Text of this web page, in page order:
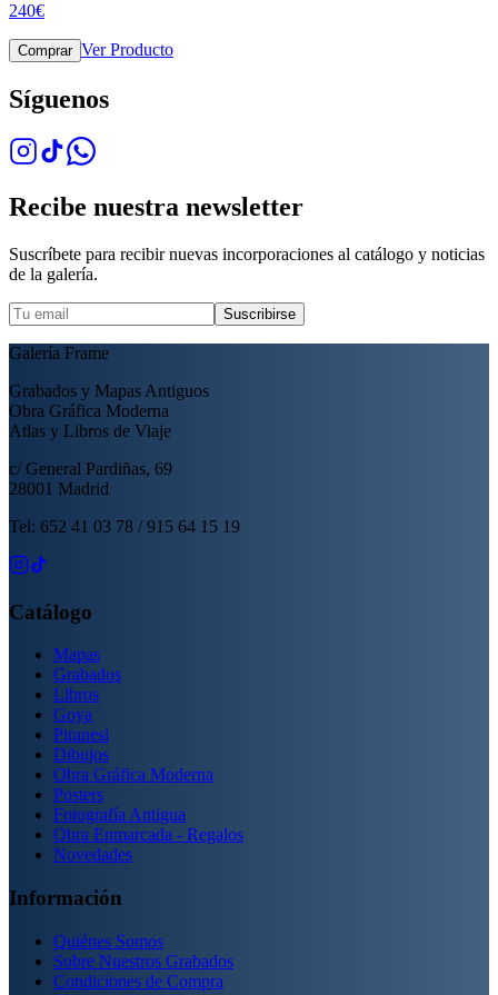
240€
Comprar Ver Producto
Síguenos
Recibe nuestra newsletter
Suscríbete para recibir nuevas incorporaciones al catálogo y noticias
de la galería.
Suscribirse
Galería Frame
Grabados y Mapas Antiguos
Obra Gráfica Moderna
Atlas y Libros de Viaje
c/ General Pardiñas, 69
28001 Madrid
Tel: 652 41 03 78 / 915 64 15 19
Catálogo
Mapas
Grabados
Libros
Goya
Piranesi
Dibujos
Obra Gráfica Moderna
Posters
Fotografía Antigua
Obra Enmarcada - Regalos
Novedades
Información
Quiénes Somos
Sobre Nuestros Grabados
Condiciones de Compra